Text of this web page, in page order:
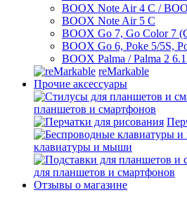
BOOX Note Air 4 C /
BOOX Note Air 5 C
BOOX Go 7, Go Color 7
BOOX Go 6, Poke 5/5S,
BOOX Palma / Palma 2
reMarkable
Прочие аксессуары
планшетов и смартфонов
клавиатуры и мыши
для планшетов и смартфонов
Отзывы о магазине